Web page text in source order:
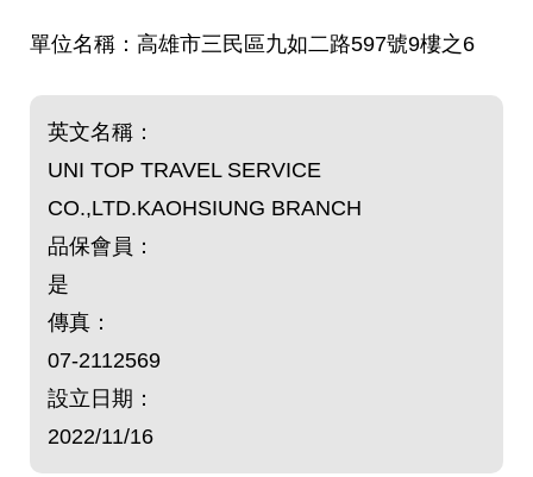
高雄市三民區九如二路597號9樓之6
英文名稱：
UNI TOP TRAVEL SERVICE
CO.,LTD.KAOHSIUNG BRANCH
品保會員：
是
傳真：
07-2112569
設立日期：
2022/11/16